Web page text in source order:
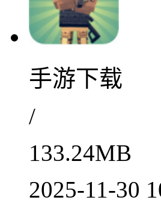
手游下载
/
133.24MB
2025-11-30